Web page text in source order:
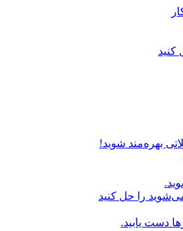
کنید
بهره‌مند شوید!
را حل کنید
دست یابید.